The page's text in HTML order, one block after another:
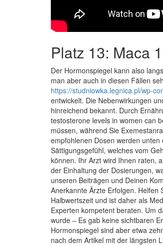
Platz 13: Maca
Der Hormonspiegel kann also
man aber auch in diesen Fällen
https://studniowka.legnica.pl/wp-
entwickelt. Die Nebenwirkungen
hinreichend bekannt. Durch
testosterone levels in women can
müssen, während Sie
empfohlenen Dosen werden
Sättigungsgefühl, welches vom
können. Ihr Arzt wird Ihnen raten,
der Einhaltung der Dosierungen,
unseren Beiträgen und Deinen
Anerkannte Ärzte Erfolgen. Helfen
Halbwertszeit und ist daher als
Experten kompetent beraten. Um
wurde – Es gab keine sichtbaren
Hormonspiegel sind aber etwa
nach dem Artikel mit der längsten